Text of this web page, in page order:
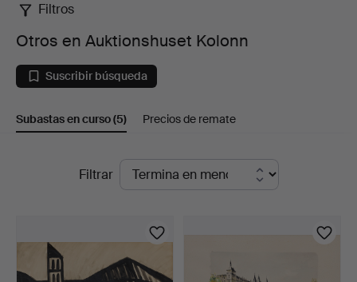
Otros
en
Auktionshuset
Kolonn
Filtros
Otros en Auktionshuset Kolonn
Suscribir búsqueda
Subastas en curso(5) Precios de remate
SubastasFiltrar